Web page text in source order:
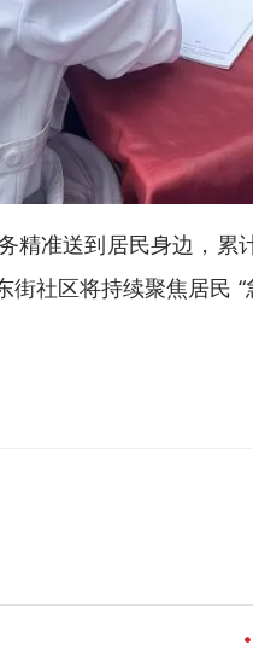
准送到居民身边，累
社区将持续聚焦居民